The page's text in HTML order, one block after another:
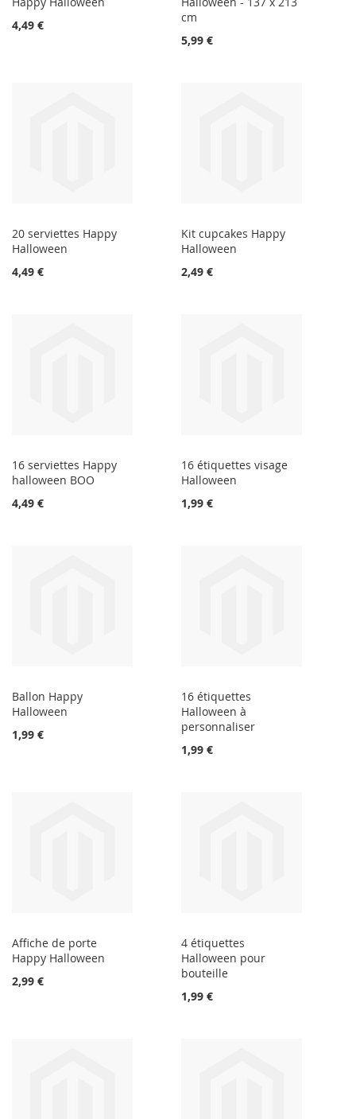
4,49 €
cm
5,99 €
20 serviettes Happy
Halloween
4,49 €
Kit cupcakes Happy
Halloween
2,49 €
16 serviettes Happy
halloween BOO
4,49 €
16 étiquettes visage
Halloween
1,99 €
Ballon Happy
Halloween
1,99 €
16 étiquettes
Halloween à
personnaliser
1,99 €
Affiche de porte
Happy Halloween
2,99 €
4 étiquettes
Halloween pour
bouteille
1,99 €